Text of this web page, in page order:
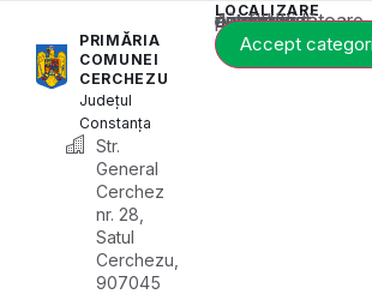
PRIMĂRIA
COMUNEI
CERCHEZU
Județul
Constanța
Str.
General
Cerchez
nr. 28,
Satul
Cerchezu,
907045
LOCALIZARE
Acest conținut este blocat până când acceptați categoria corespunzătoare de cookie-uri.
Accept